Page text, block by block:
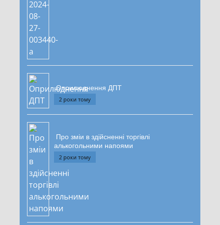
Оприлюднення ДПТ
2 роки тому
Про зміи в здійсненні торгівлі
алькогольними напоями
2 роки тому